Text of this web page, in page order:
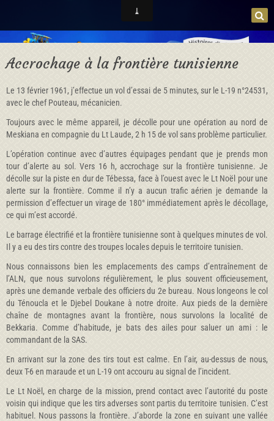
Accrochage à la frontière tunisienne
Le 13 février 1961, j’effectue un vol d’essai de 5 minutes, sur le L-19 n°24531,
avec le chef Pouteau, mécanicien.
Toujours avec le même appareil, je décolle pour une opération au nord de
Meskiana en compagnie du Lt Laude, 2 h 15 de vol sans problème particulier.
L’opération continue avec d’autres équipages pendant que je prends mon
tour d’alerte au sol. Vers 16 h, accrochage sur la frontière tunisienne. Je
décolle sur la piste en dur de Tébessa, face à l’ouest avec le Lt Noël pour une
alerte sur la frontière. Comme il n’y a aucun trafic aérien je demande la
permission d’effectuer un virage de 180° immédiatement après le décollage,
ce qui m’est accordé.
Le barrage électrifié et la frontière tunisienne sont à quelques minutes de vol.
Il y a eu des tirs contre des troupes locales depuis le territoire tunisien.
Nous connaissons bien les emplacements des camps d’entraînement de
l’ALN, que nous survolons régulièrement, le plus souvent officieusement,
après une demande verbale des officiers du 2e bureau. Nous longeons le col
du Ténoucla et le Djebel Doukane à notre droite. Aux pieds de la dernière
chaîne de montagnes avant la frontière, nous survolons la localité de
Bekkaria. Comme d’habitude, je bats des ailes pour saluer un ami : le
commandant de la SAS.
En arrivant sur la zone des tirs tout est calme. En l’air, au-dessus de nous,
deux T-6 en maraude et un L-19 ont accouru au signal de l’incident.
Le Lt Noël, en charge de la mission, prend contact avec l’autorité du poste
voisin qui indique que les tirs adverses sont partis du territoire tunisien. C’est
habituel. Nous passons la frontière. J’aborde la zone en suivant une vallée